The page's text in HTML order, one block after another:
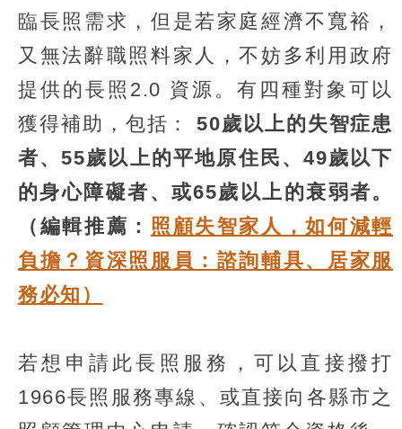
臨長照需求，但是若家庭經濟不寬裕，
又無法辭職照料家人，不妨多利用政府
提供的長照2.0 資源。有四種對象可以
獲得補助，包括：50歲以上的失智症患
者、55歲以上的平地原住民、49歲以下
的身心障礙者、或65歲以上的衰弱者。
（編輯推薦： 照顧失智家人，如何減輕
負擔？資深照服員：諮詢輔具、居家服
務必知）
若想申請此長照服務，可以直接撥打
1966長照服務專線、或直接向各縣市之